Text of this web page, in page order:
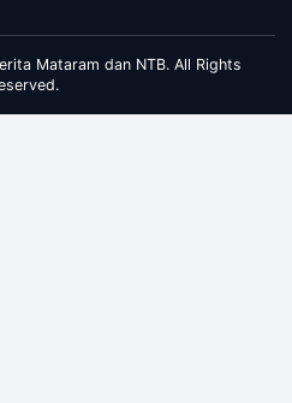
Mataram dan NTB. All Rights